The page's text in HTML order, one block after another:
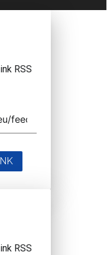
RSS
RSS